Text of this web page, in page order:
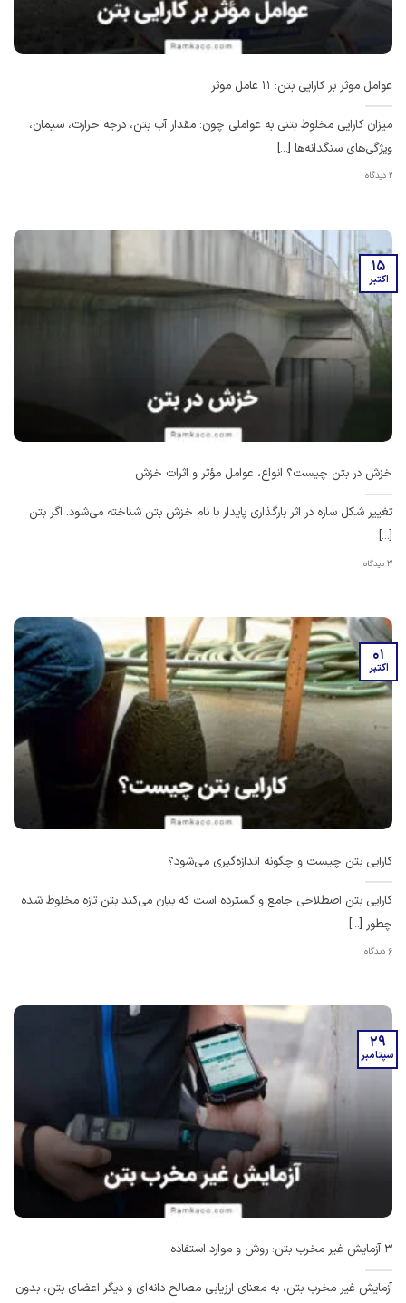
عوامل موثر بر کارایی بتن: 11 عامل موثر
میزان کارایی مخلوط بتنی به عواملی چون: مقدار آب بتن، درجه حرارت، سیمان،
ویژگی‌های سنگدانه‌ها [...]
2 دیدگاه
خزش در بتن چیست؟ انواع، عوامل مؤثر و اثرات خزش
تغییر شکل سازه در اثر بارگذاری پایدار با نام خزش بتن شناخته می‌شود. اگر بتن
[...]
3 دیدگاه
15
اکتبر
کارایی بتن چیست و چگونه اندازه‌گیری می‌شود؟
کارایی بتن اصطلاحی جامع و گسترده است که بیان می‌کند بتن تازه مخلوط شده
چطور [...]
6 دیدگاه
01
اکتبر
3 آزمایش غیر مخرب بتن: روش و موارد استفاده
آزمایش غیر مخرب بتن، به معنای ارزیابی مصالح دانه‌ای و دیگر اعضای بتن، بدون
29
سپتامبر